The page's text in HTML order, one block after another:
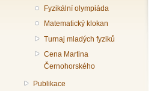
Fyzikální olympiáda
Matematický klokan
Turnaj mladých fyziků
Cena Martina
Černohorského
Publikace